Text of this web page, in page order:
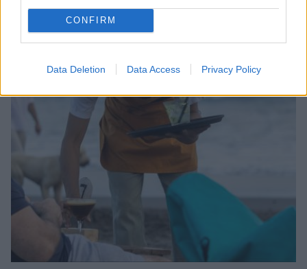
CONFIRM
Data Deletion Data Access Privacy Policy
Η MOLON LAVE αναζητά υπεύθυνο βάρδιας
01/08/2026 19:15